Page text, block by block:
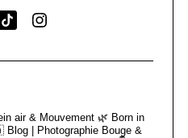
air & Mouvement 🌿Born in
Blog | PhotographieBouge &